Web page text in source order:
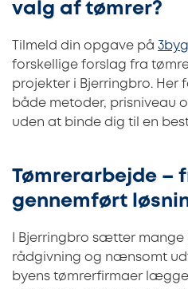
valg af tømrer?
Tilmeld din opgave på
forskellige forslag fra
projekter i Bjerringbro. Her
både metoder, prisniveau
uden at binde dig til en
Tømrerarbejde –
gennemført
I Bjerringbro sætter
rådgivning og nænsomt
byens tømrerfirmaer